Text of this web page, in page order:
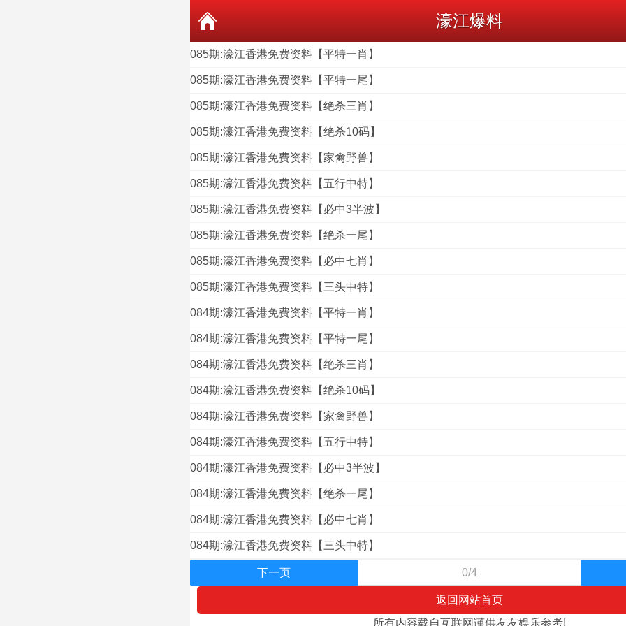
濠江爆料
085期:濠江香港免费资料【平特一肖】
085期:濠江香港免费资料【平特一尾】
085期:濠江香港免费资料【绝杀三肖】
085期:濠江香港免费资料【绝杀10码】
085期:濠江香港免费资料【家禽野兽】
085期:濠江香港免费资料【五行中特】
085期:濠江香港免费资料【必中3半波】
085期:濠江香港免费资料【绝杀一尾】
085期:濠江香港免费资料【必中七肖】
085期:濠江香港免费资料【三头中特】
084期:濠江香港免费资料【平特一肖】
084期:濠江香港免费资料【平特一尾】
084期:濠江香港免费资料【绝杀三肖】
084期:濠江香港免费资料【绝杀10码】
084期:濠江香港免费资料【家禽野兽】
084期:濠江香港免费资料【五行中特】
084期:濠江香港免费资料【必中3半波】
084期:濠江香港免费资料【绝杀一尾】
084期:濠江香港免费资料【必中七肖】
084期:濠江香港免费资料【三头中特】
下一页 0/4
返回网站首页
所有内容载自互联网谨供友友娱乐参考!